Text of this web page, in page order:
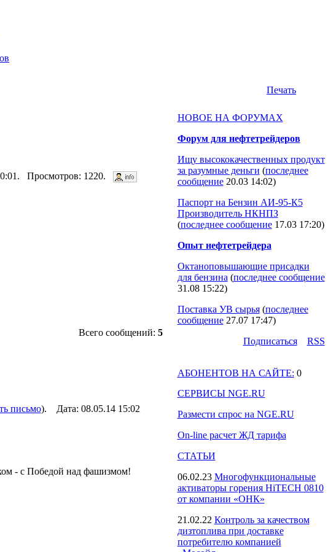
Печать
Просмотров: 1220.
Всего сообщений: 5
письмо). Дата: 08.05.14 15:02
- с Победой над фашизмом!
НОВОЕ НА ФОРУМАХ
Форум для нефтетрейдеров
Ищу высококачественных продукт
за разумные деньги (последнее
сообщение 20.03 14:02)
Паспорт на Бензин АИ-95-К5
Производитель НКНПЗ
(последнее сообщение 17.03 17:20)
Опыт нефтетрейдера
Октаноповышающие присадки
для бензина (последнее сообщение
31.08 15:22)
Поставка УВ сырья(последнее
сообщение 27.07 17:47)
Подпиcаться
RSS
АБОНЕНТОВ НА САЙТЕ: 0
СЕРВИСЫ NGE.RU
Размести спрос на NGE.RU
On-line расчет ЖД тарифа
СТАТЬИ
06.02.23 Многофункциональные
активаторы горения HiTECH 0810
от компании «ОНК»
21.02.22 Контроль за качеством
дизтоплива при доставке
потребителю компанией